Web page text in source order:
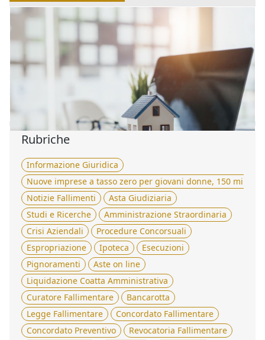
28/04/2023
Comprare una casa all'asta: i motivi per cui
conviene
Nel presente articolo, cercheremo di capire di che cosa
si tratta e come funziona una vendita all'asta. Inoltre,
spiegheremo perché è conveniente acquistare una cas
Rubriche
Informazione Giuridica
Nuove imprese a tasso zero per giovani donne, 150
Notizie Fallimenti
Asta Giudiziaria
Studi e Ricerche
Amministrazione Straordinaria
Crisi Aziendali
Procedure Concorsuali
Espropriazione
Ipoteca
Esecuzioni
Pignoramenti
Aste on line
Liquidazione Coatta Amministrativa
Curatore Fallimentare
Bancarotta
Legge Fallimentare
Concordato Fallimentare
Concordato Preventivo
Revocatoria Fallimentare